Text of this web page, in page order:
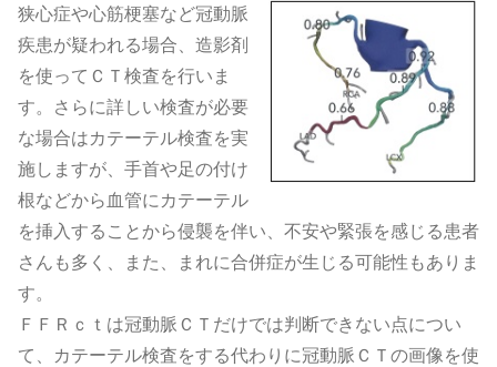
狭心症や心筋梗塞など冠動脈
疾患が疑われる場合、造影剤
を使ってＣＴ検査を行いま
す。さらに詳しい検査が必要
な場合はカテーテル検査を実
施しますが、手首や足の付け
根などから血管にカテーテル
を挿入することから侵襲を伴い、不安や緊張を感じる患者
さんも多く、また、まれに合併症が生じる可能性もありま
す。
ＦＦＲｃｔは冠動脈ＣＴだけでは判断できない点につい
て、カテーテル検査をする代わりに冠動脈ＣＴの画像を使